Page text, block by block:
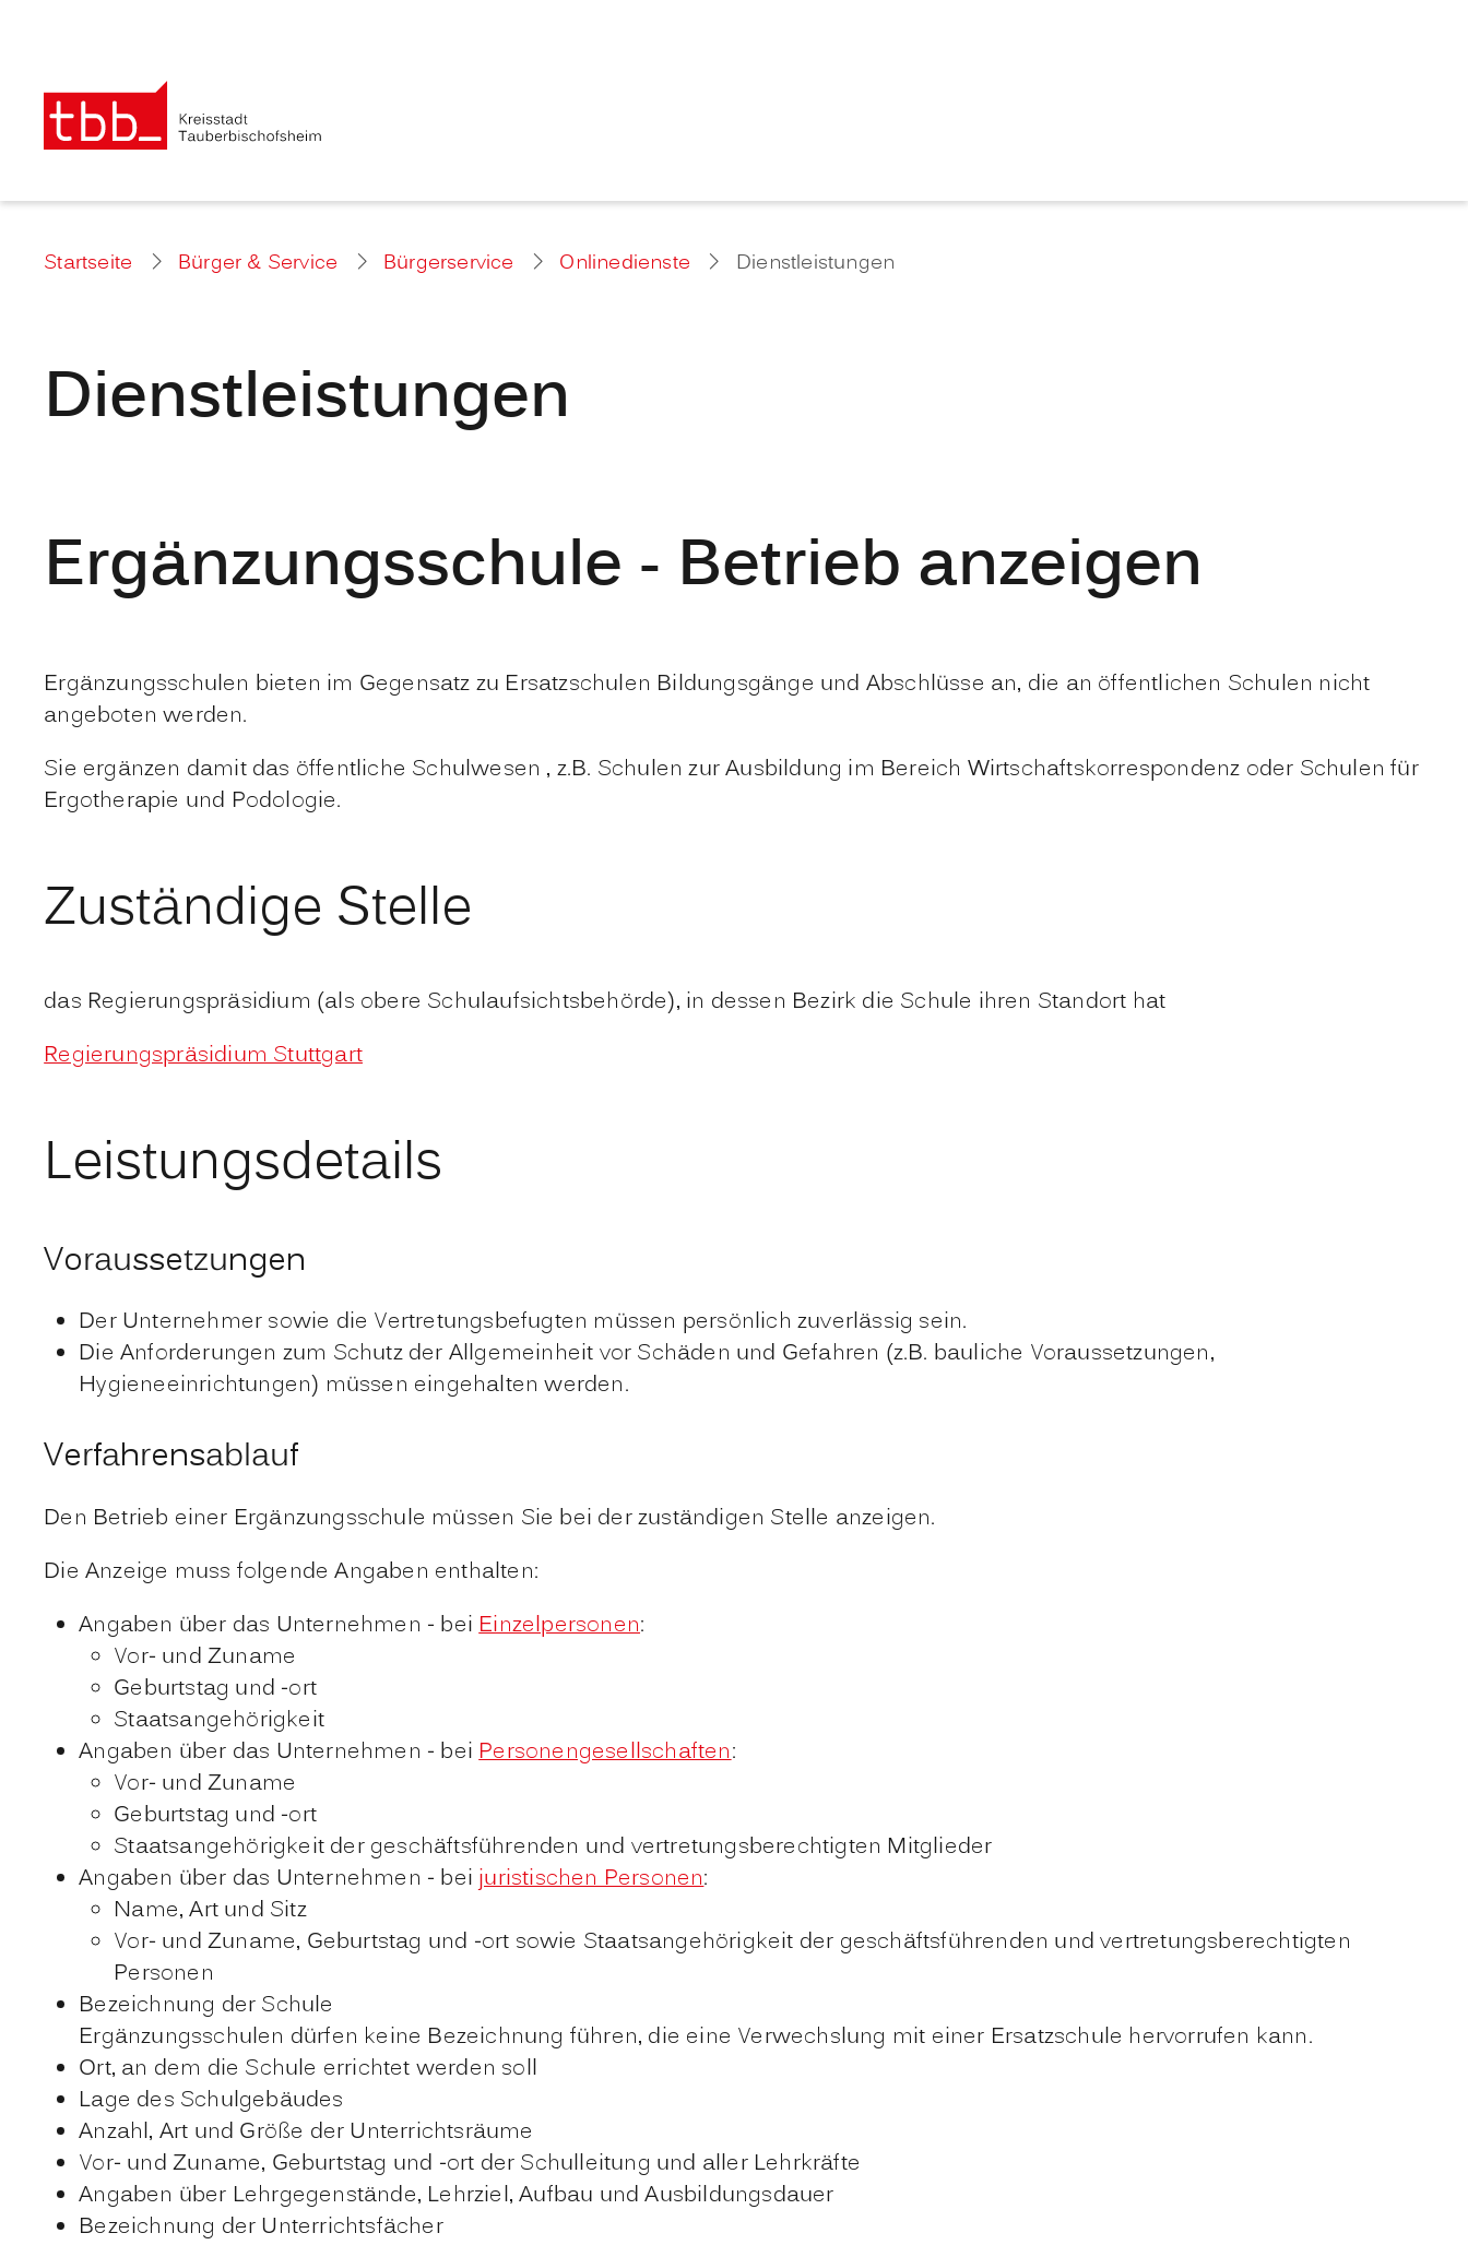
Startseite Bürger & Service Bürgerservice Onlinedienste Dienstleistungen
Dienstleistungen
Ergänzungsschule - Betrieb anzeigen
Ergänzungsschulen bieten im Gegensatz zu Ersatzschulen Bildungsgänge und Abschlüsse an, die an öffentlichen Schulen nicht
angeboten werden.
Sie ergänzen damit das öffentliche Schulwesen , z.B. Schulen zur Ausbildung im Bereich Wirtschaftskorrespondenz oder Schulen für
Ergotherapie und Podologie.
Zuständige Stelle
das Regierungspräsidium (als obere Schulaufsichtsbehörde), in dessen Bezirk die Schule ihren Standort hat
Regierungspräsidium Stuttgart
Leistungsdetails
Voraussetzungen
Der Unternehmer sowie die Vertretungsbefugten müssen persönlich zuverlässig sein.
Die Anforderungen zum Schutz der Allgemeinheit vor Schäden und Gefahren (z.B. bauliche Voraussetzungen,
Hygieneeinrichtungen) müssen eingehalten werden.
Verfahrensablauf
Den Betrieb einer Ergänzungsschule müssen Sie bei der zuständigen Stelle anzeigen.
Die Anzeige muss folgende Angaben enthalten:
Angaben über das Unternehmen - beiEinzelpersonen:
Vor- und Zuname
Geburtstag und -ort
Staatsangehörigkeit
Angaben über das Unternehmen - beiPersonengesellschaften:
Vor- und Zuname
Geburtstag und -ort
Staatsangehörigkeit der geschäftsführenden und vertretungsberechtigten Mitglieder
Angaben über das Unternehmen - bei juristischen Personen:
Name, Art und Sitz
Vor- und Zuname, Geburtstag und -ort sowie Staatsangehörigkeit der geschäftsführenden und vertretungsberechtigten
Personen
Bezeichnung der Schule
Ergänzungsschulen dürfen keine Bezeichnung führen, die eine Verwechslung mit einer Ersatzschule hervorrufen kann.
Ort, an dem die Schule errichtet werden soll
Lage des Schulgebäudes
Anzahl, Art und Größe der Unterrichtsräume
Vor- und Zuname, Geburtstag und -ort der Schulleitung und aller Lehrkräfte
Angaben über Lehrgegenstände, Lehrziel, Aufbau und Ausbildungsdauer
Bezeichnung der Unterrichtsfächer